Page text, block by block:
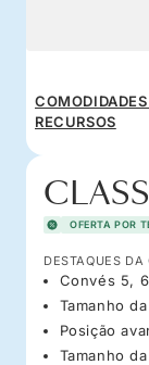
COMODIDADES
RECURSOS
OFERTA POR
DESTAQUES DA
Convés 5, 6
Tamanho
Posição
Tamanho